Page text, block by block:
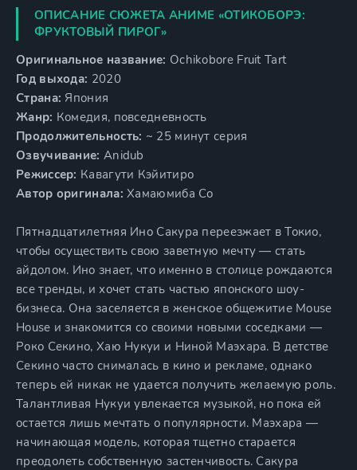
ОПИСАНИЕ СЮЖЕТА АНИМЕ «ОТИКОБОРЭ:
ФРУКТОВЫЙ ПИРОГ»
Оригинальное название: Ochikobore Fruit Tart
Год выхода: 2020
Страна: Япония
Жанр: Комедия, повседневность
Продолжительность: ~ 25 минут серия
Озвучивание: Anidub
Режиссер: Кавагути Кэйитиро
Автор оригинала: Хамаюмиба Со
Пятнадцатилетняя Ино Сакура переезжает в Токио,
чтобы осуществить свою заветную мечту — стать
айдолом. Ино знает, что именно в столице рождаются
все тренды, и хочет стать частью японского шоу-
бизнеса. Она заселяется в женское общежитие Mouse
House и знакомится со своими новыми соседками —
Роко Секино, Хаю Нукуи и Ниной Маэхара. В детстве
Секино часто снималась в кино и рекламе, однако
теперь ей никак не удается получить желаемую роль.
Талантливая Нукуи увлекается музыкой, но пока ей
остается лишь мечтать о популярности. Маэхара —
начинающая модель, которая тщетно старается
преодолеть собственную застенчивость. Сакура